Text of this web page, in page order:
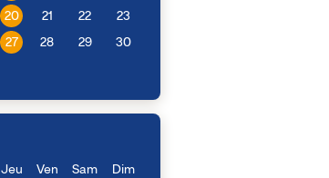
20 21 22 23
27 28 29 30
Jeu Ven Sam Dim